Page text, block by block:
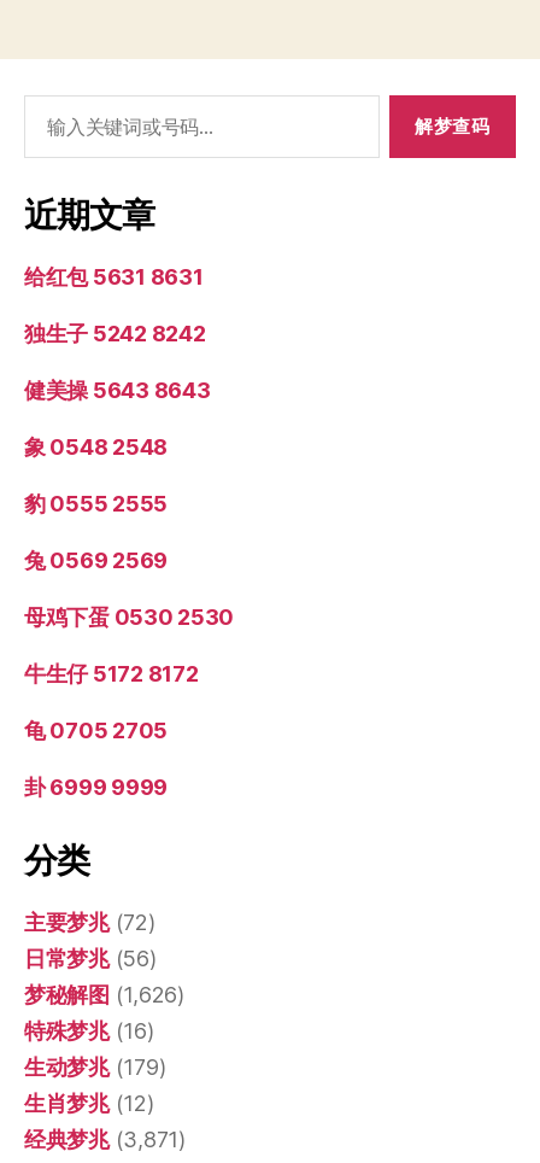
索：
近期文章
给红包 5631 8631
独生子 5242 8242
健美操 5643 8643
象 0548 2548
豹 0555 2555
兔 0569 2569
母鸡下蛋 0530 2530
牛生仔 5172 8172
龟 0705 2705
卦 6999 9999
分类
主要梦兆(72)
日常梦兆(56)
梦秘解图 (1,626)
特殊梦兆(16)
生动梦兆(179)
生肖梦兆(12)
经典梦兆(3,871)